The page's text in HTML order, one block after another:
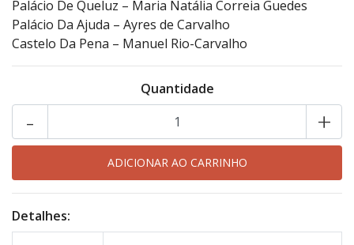
Palácio De Queluz – Maria Natália Correia Guedes
Palácio Da Ajuda – Ayres de Carvalho
Castelo Da Pena – Manuel Rio-Carvalho
Quantidade
+
-
Detalhes: